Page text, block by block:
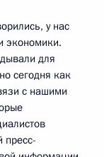
у нас
экономики.
для
сегодня как
с нашими
пресс-